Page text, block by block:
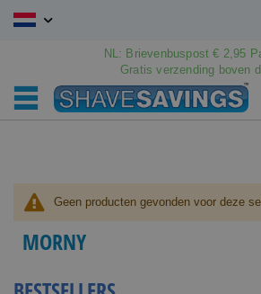
Ga
NL: Brievenbuspost € 2,95
Gratis verzending boven
Geen producten gevonden voor deze
MORNY